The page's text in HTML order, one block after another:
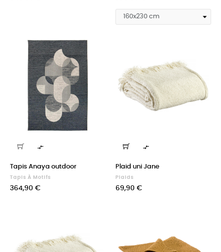

Tapis Anaya outdoor
Tapis À Motifs
Prix
364,90 €

Plaid uni Jane
Plaids
Prix
69,90 €